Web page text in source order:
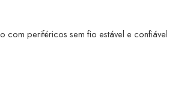
periféricos sem fio estável e confiável